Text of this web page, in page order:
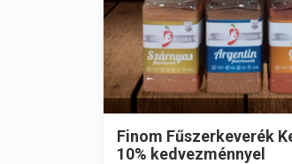
Finom Fűszerkeverék
10% kedvezménnyel